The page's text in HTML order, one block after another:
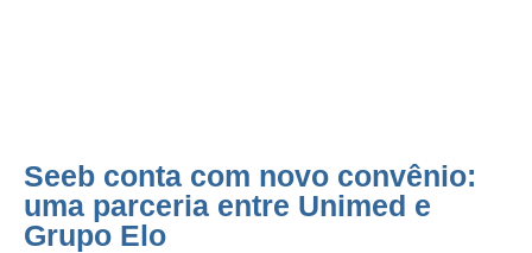
Seeb conta com novo convênio:
uma parceria entre Unimed e
Grupo Elo